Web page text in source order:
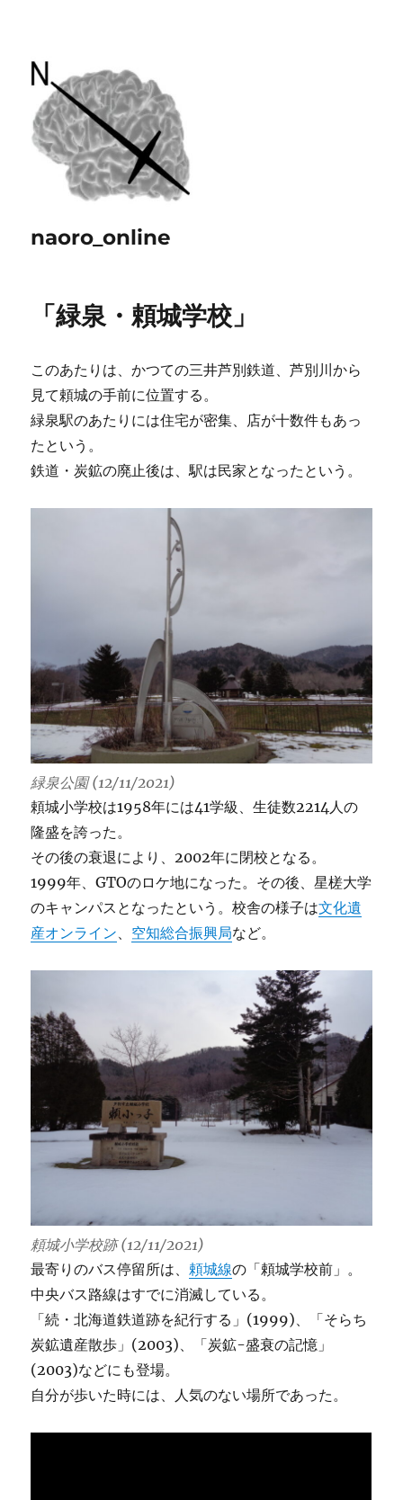
naoro_online
「緑泉・頼城学校」
このあたりは、かつての三井芦別鉄道、芦別川から
見て頼城の手前に位置する。
緑泉駅のあたりには住宅が密集、店が十数件もあっ
たという。
鉄道・炭鉱の廃止後は、駅は民家となったという。
緑泉公園 (12/11/2021)
頼城小学校は1958年には41学級、生徒数2214人の
隆盛を誇った。
その後の衰退により、2002年に閉校となる。
1999年、GTOのロケ地になった。その後、星槎大学
のキャンパスとなったという。校舎の様子は文化遺
産オンライン
空知総合振興局など。
頼城小学校跡 (12/11/2021)
最寄りのバス停留所は、 頼城線の「頼城学校前」。
中央バス路線はすでに消滅している。
「続・北海道鉄道跡を紀行する」(1999)、「そらち
炭鉱遺産散歩」(2003)、「炭鉱-盛衰の記憶」
(2003)などにも登場。
自分が歩いた時には、人気のない場所であった。